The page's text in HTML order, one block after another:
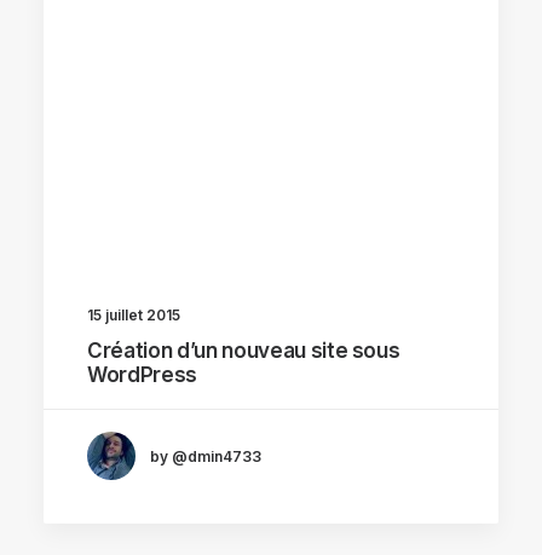
15 juillet 2015
Création d’un nouveau site sous
WordPress
by @dmin4733